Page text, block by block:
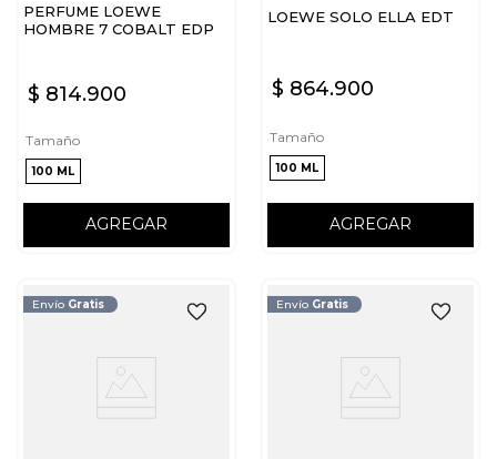
PERFUME LOEWE
HOMBRE 7 COBALT EDP
$ 814.900
Tamaño
100 ML
AGREGAR
LOEWE SOLO ELLA EDT
$ 864.900
Tamaño
100 ML
AGREGAR
Envío Gratis Envío Gratis